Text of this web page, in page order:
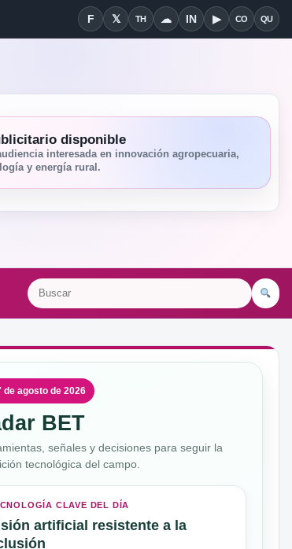
FFacebook
𝕏
X THThreads
☁Bluesky
INLinkedin
▶YouTube
CO QU
disponible
interesada en innovación agropecuaria,
y energía rural.
de agosto de 2026
BET
señales y decisiones para seguir la
tecnológica del campo.
CLAVE DEL DÍA
artificial resistente a la